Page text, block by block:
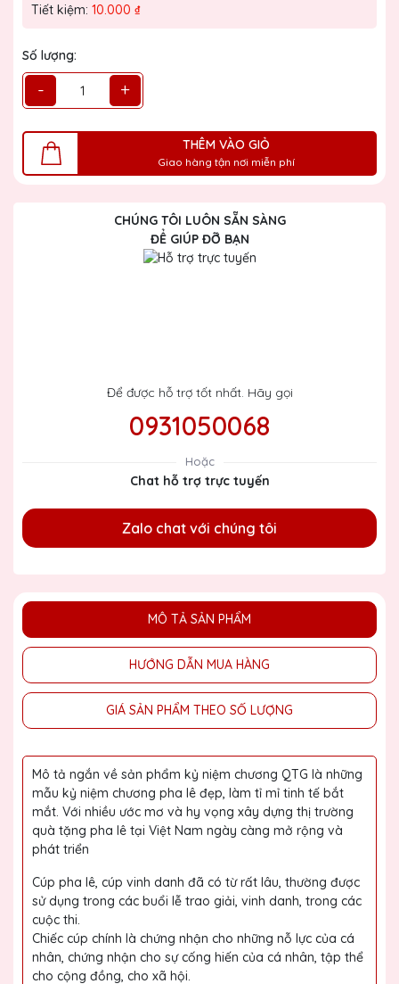
Tiết kiệm: 10.000 ₫
Số lượng:
- +
THÊM VÀO GIỎ
Giao hàng tận nơi miễn phí
CHÚNG TÔI LUÔN SẴN SÀNG
ĐỂ GIÚP ĐỠ BẠN
Để được hỗ trợ tốt nhất. Hãy gọi
0931050068
Hoặc
Chat hỗ trợ trực tuyến
Zalo chat với chúng tôi
MÔ TẢ SẢN PHẨM
HƯỚNG DẪN MUA HÀNG
GIÁ SẢN PHẨM THEO SỐ LƯỢNG
Mô tả ngắn về sản phẩm kỷ niệm chương QTG là những
mẫu kỷ niệm chương pha lê đẹp, làm tỉ mỉ tinh tế bắt
mắt. Với nhiều ước mơ và hy vọng xây dựng thị trường
quà tặng pha lê tại Việt Nam ngày càng mở rộng và
phát triển
Cúp pha lê, cúp vinh danh đã có từ rất lâu, thường được
sử dụng trong các buổi lễ trao giải, vinh danh, trong các
cuộc thi.
Chiếc cúp chính là chứng nhận cho những nỗ lực của cá
nhân, chứng nhận cho sự cống hiến của cá nhân, tập thể
cho cộng đồng, cho xã hội.